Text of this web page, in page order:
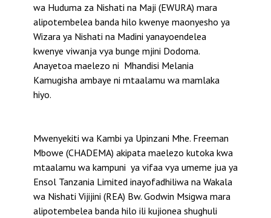
wa Huduma za Nishati na Maji (EWURA) mara
alipotembelea banda hilo kwenye maonyesho ya
Wizara ya Nishati na Madini yanayoendelea
kwenye viwanja vya bunge mjini Dodoma.
Anayetoa maelezo ni Mhandisi Melania
Kamugisha ambaye ni mtaalamu wa mamlaka
hiyo.
Mwenyekiti wa Kambi ya Upinzani Mhe. Freeman
Mbowe (CHADEMA) akipata maelezo kutoka kwa
mtaalamu wa kampuni ya vifaa vya umeme jua ya
Ensol Tanzania Limited inayofadhiliwa na Wakala
wa Nishati Vijijini (REA) Bw. Godwin Msigwa mara
alipotembelea banda hilo ili kujionea shughuli